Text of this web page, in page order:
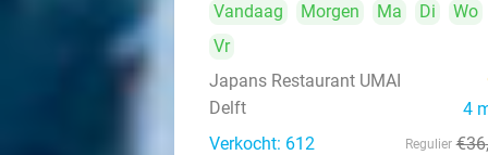
Vandaag Morgen Ma Di
Wo
Vr
Japans Restaurant UMAI
Delft
4
Verkocht: 612
Regulier €36